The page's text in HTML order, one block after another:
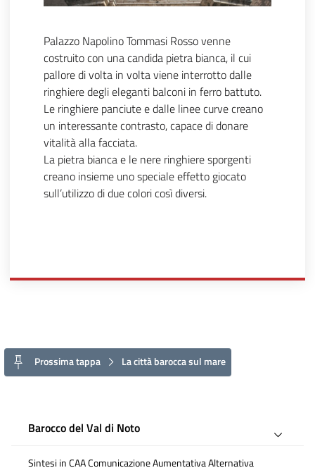
Palazzo Napolino Tommasi Rosso venne
costruito con una candida pietra bianca, il cui
pallore di volta in volta viene interrotto dalle
ringhiere degli eleganti balconi in ferro battuto.
Le ringhiere panciute e dalle linee curve creano
un interessante contrasto, capace di donare
vitalità alla facciata.
La pietra bianca e le nere ringhiere sporgenti
creano insieme uno speciale effetto giocato
sull’utilizzo di due colori così diversi.
Prossima tappa La città barocca sul mare
Barocco del Val di Noto
Sintesi in CAA Comunicazione Aumentativa Alternativa